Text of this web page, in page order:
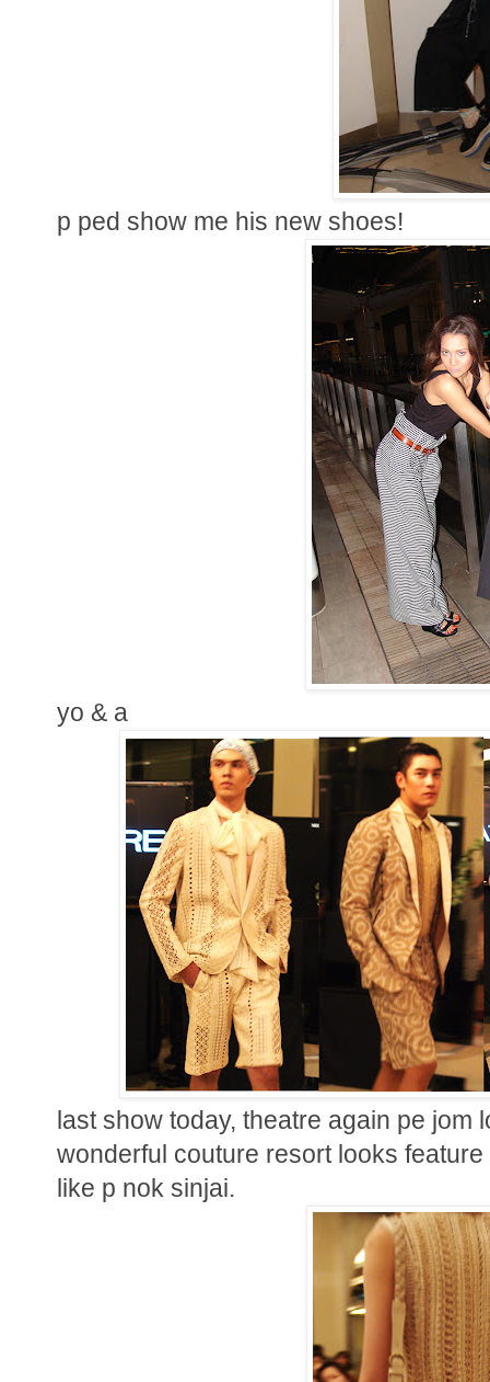
p ped show me his new shoes!
yo & a
last show today, theatre again pe jom
wonderful couture resort looks
like p nok sinjai.